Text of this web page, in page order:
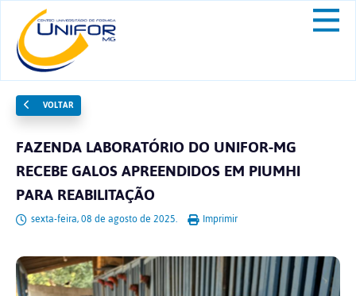
VOLTAR
FAZENDA LABORATÓRIO DO UNIFOR-MG
RECEBE GALOS APREENDIDOS EM PIUMHI
PARA REABILITAÇÃO
sexta-feira, 08 de agosto de 2025. Imprimir